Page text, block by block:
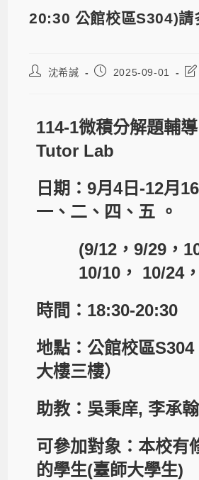
20:30 公館校區S304)請
沈希諴 2025-09-01
114-1微積分解題輔
Tutor Lab
日期：9月4日-12月
一、二、四、五 。
(9/12，9/29，
10/10， 10/24
時間：18:30-20:30
地點：公館校區S304
大樓三樓）
助教：吳秉庠, 李承
可參加對象：本校有
的學生(臺師大學生)